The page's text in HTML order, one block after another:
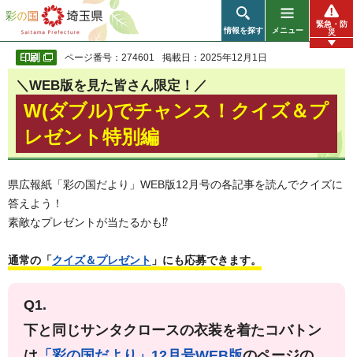
彩の国 埼玉県
情報を探す メニュー
緊急・防
災
ページ番号：274601 掲載日：2025年12月1日
＼WEB版を見た皆さん限定！／
W(ダブル)でチャンス！クイズ＆プ
レゼント特別編
県広報紙「彩の国だより」WEB版12月号の各記事を読んでクイズに
答えよう！
素敵なプレゼントが当たるかも⁉
通常の「クイズ＆プレゼント 」にも応募できます。
Q1.
下と同じサンタクロースの衣装を着たコバトン